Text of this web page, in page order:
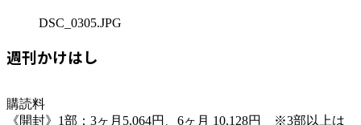
DSC_0305.JPG
週刊かけはし
購読料
《開封》1部：3ヶ月5,064円、6ヶ月 10,128円 ※3部以上は